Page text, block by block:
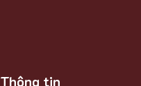
Thông tin